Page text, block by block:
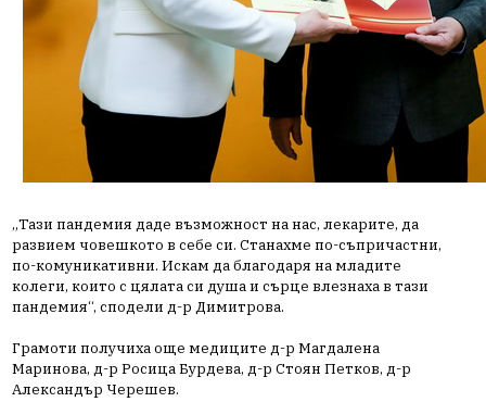
„Тази пандемия даде възможност на нас, лекарите, да
развием човешкото в себе си. Станахме по-съпричастни,
по-комуникативни. Искам да благодаря на младите
колеги, които с цялата си душа и сърце влезнаха в тази
пандемия“, сподели д-р Димитрова.
Грамоти получиха още медиците д-р Магдалена
Маринова, д-р Росица Бурдева, д-р Стоян Петков, д-р
Александър Черешев.